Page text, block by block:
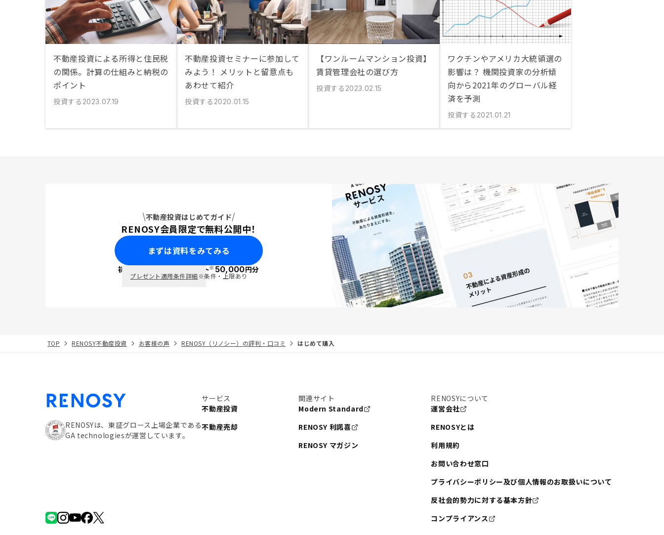
不動産投資による所得と住民税
の関係。計算の仕組みと納税の
ポイント
投資する 2023.07.19
不動産投資セミナーに参加して
みよう！ メリットと留意点も
あわせて紹介
投資する 2020.01.15
【ワンルームマンション投資】
賃貸管理会社の選び方
投資する 2023.02.15
ワクチンやアメリカ大統領選の
影響は？ 機関投資家の分析傾
向から2021年のグローバル経
済を予測
投資する 2021.01.21
不動産投資はじめてガイド
RENOSY会員限定で無料公開中！
まずは資料をみてみる
初回面談で ポイント※50,000円分
プレゼント適用条件詳細※条件・上限あり
TOP RENOSY不動産投資 お客様の声 RENOSY（リノシー）の評判・口コミ はじめて購入
RENOSYは、東証グロース上場企業である
GA technologiesが運営しています。
サービス
不動産投資
不動産売却
関連サイト
Modern Standard
RENOSY 利諾喜
RENOSY マガジン
RENOSYについて
運営会社
RENOSYとは
利用規約
お問い合わせ窓口
プライバシーポリシー及び個人情報のお取扱いについて
反社会的勢力に対する基本方針
コンプライアンス